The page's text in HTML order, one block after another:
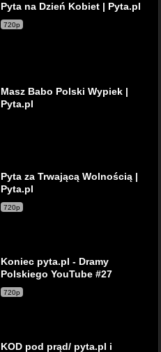
Pyta na Dzień Kobiet | Pyta.pl
720p
Masz Babo Polski Wypiek |
Pyta.pl
Pyta za Trwającą Wolnością |
Pyta.pl
720p
Koniec pyta.pl - Dramy
Polskiego YouTube #27
720p
KOD pod prąd/ pyta.pl i